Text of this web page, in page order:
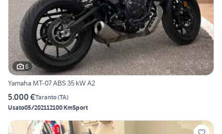
6
Yamaha MT-07 ABS 35 kW A2
5.000 €Taranto(TA)
Usato05/202112100 KmSport